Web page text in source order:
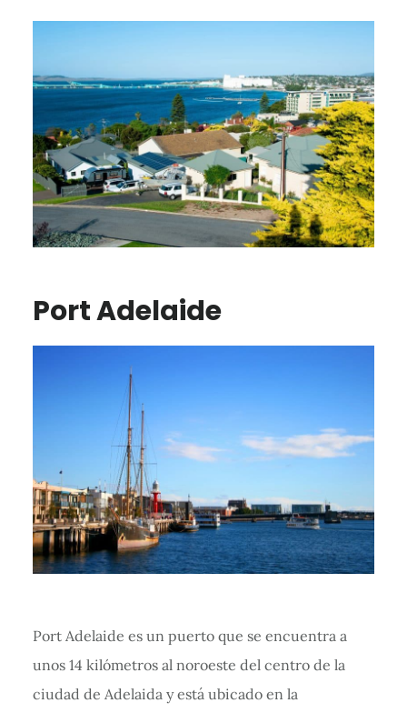
Port Adelaide
Port Adelaide es un puerto que se encuentra a
unos 14 kilómetros al noroeste del centro de la
ciudad de Adelaida y está ubicado en la